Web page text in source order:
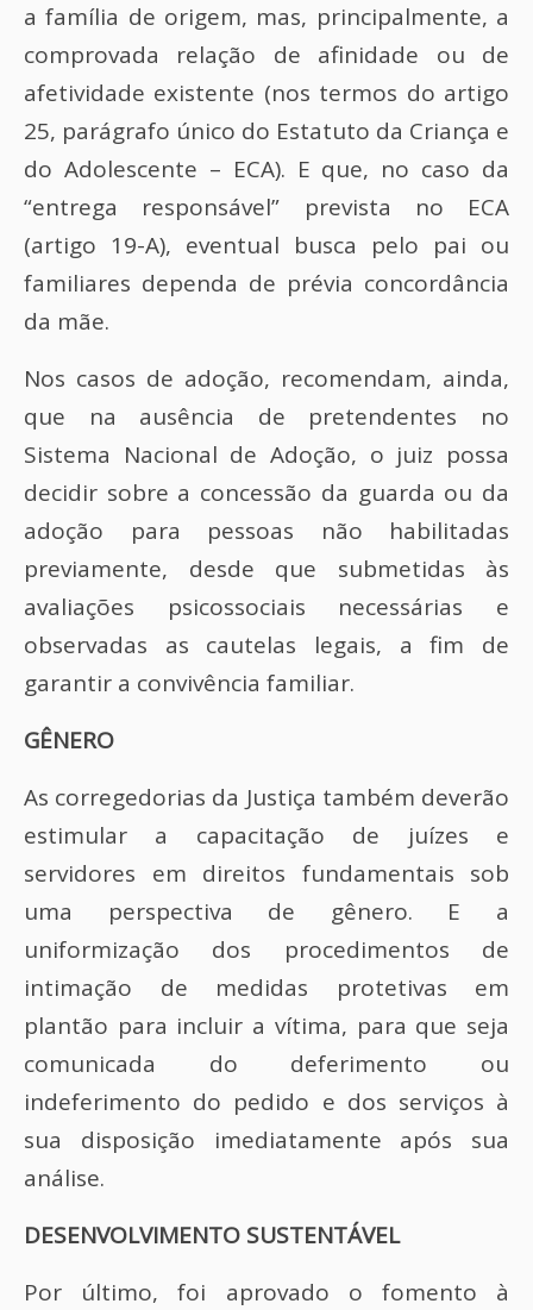
a família de origem, mas, principalmente, a
comprovada relação de afinidade ou de
afetividade existente (nos termos do artigo
25, parágrafo único do Estatuto da Criança e
do Adolescente – ECA). E que, no caso da
“entrega responsável” prevista no ECA
(artigo 19-A), eventual busca pelo pai ou
familiares dependa de prévia concordância
da mãe.
Nos casos de adoção, recomendam, ainda,
que na ausência de pretendentes no
Sistema Nacional de Adoção, o juiz possa
decidir sobre a concessão da guarda ou da
adoção para pessoas não habilitadas
previamente, desde que submetidas às
avaliações psicossociais necessárias e
observadas as cautelas legais, a fim de
garantir a convivência familiar.
GÊNERO
As corregedorias da Justiça também deverão
estimular a capacitação de juízes e
servidores em direitos fundamentais sob
uma perspectiva de gênero. E a
uniformização dos procedimentos de
intimação de medidas protetivas em
plantão para incluir a vítima, para que seja
comunicada do deferimento ou
indeferimento do pedido e dos serviços à
sua disposição imediatamente após sua
análise.
DESENVOLVIMENTO SUSTENTÁVEL
Por último, foi aprovado o fomento à